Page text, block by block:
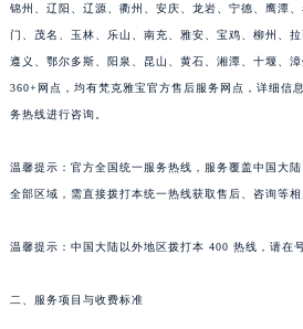
锦州、辽阳、辽源、衢州、安庆、龙岩、宁德、鹰潭
门、茂名、玉林、乐山、南充、雅安、宝鸡、柳州、
遵义、鄂尔多斯、阳泉、昆山、黄石、湘潭、十堰、
360+网点，均有梵克雅宝官方售后服务网点，详细信
务热线进行咨询。
温馨提示：官方全国统一服务热线，服务覆盖中国大
全部区域，需直接拨打本统一热线获取售后、咨询等相
温馨提示：中国大陆以外地区拨打本 400 热线，请在
二、服务项目与收费标准